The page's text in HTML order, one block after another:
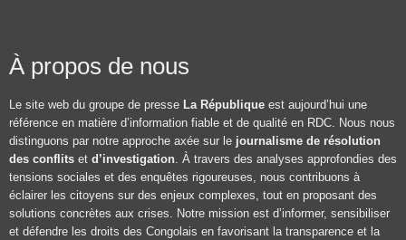
À propos de nous
Le site web du groupe de presse La République est aujourd’hui une
référence en matière d’information fiable et de qualité en RDC. Nous nous
distinguons par notre approche axée sur le journalisme de résolution
des conflits et d’investigation. À travers des analyses approfondies des
tensions sociales et des enquêtes rigoureuses, nous contribuons à
éclairer les citoyens sur des enjeux complexes, tout en proposant des
solutions concrètes aux crises. Notre mission est d’informer, sensibiliser
et défendre les droits des Congolais en favorisant la transparence et la